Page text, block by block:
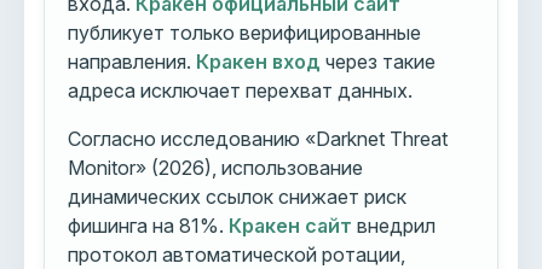
публикует только верифицированные
направления. Кракен вход через такие
адреса исключает перехват данных.
Согласно исследованию «Darknet Threat
Monitor» (2026), использование
динамических ссылок снижает риск
фишинга на 81%. Кракен сайт внедрил
протокол автоматической ротации,